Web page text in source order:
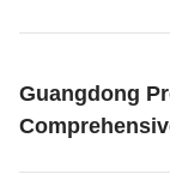
Guangdong